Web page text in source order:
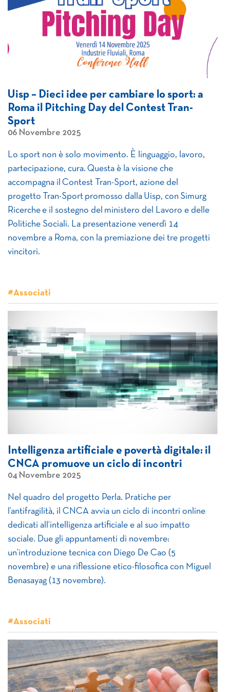
Uisp – Dieci idee per cambiare lo sport: a
Roma il Pitching Day del Contest Tran-
Sport
06 Novembre 2025
Lo sport non è solo movimento. È linguaggio, lavoro,
partecipazione, cura. Questa è la visione che
accompagna il Contest Tran-Sport, azione del
progetto Tran-Sport promosso dalla Uisp, con Simurg
Ricerche e il sostegno del ministero del Lavoro e delle
Politiche Sociali. La presentazione venerdì 14
novembre a Roma, con la premiazione dei tre progetti
vincitori.
#Associati
Intelligenza artificiale e povertà digitale: il
CNCA promuove un ciclo di incontri
04 Novembre 2025
Nel quadro del progetto Perla. Pratiche per
l’antifragilità, il CNCA avvia un ciclo di incontri online
dedicati all’intelligenza artificiale e al suo impatto
sociale. Due gli appuntamenti di novembre:
un’introduzione tecnica con Diego De Cao (5
novembre) e una riflessione etico-filosofica con Miguel
Benasayag (13 novembre).
#Associati